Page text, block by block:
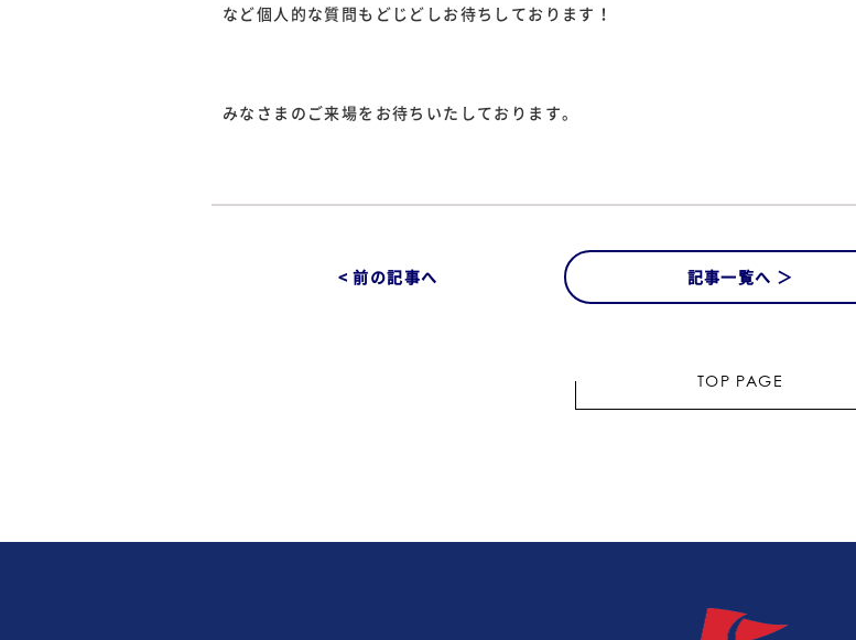
など個人的な質問もどじどしお待ちしております！
みなさまのご来場をお待ちいたしております。
< 前の記事へ 記事一覧へ ＞
TOP PAGE